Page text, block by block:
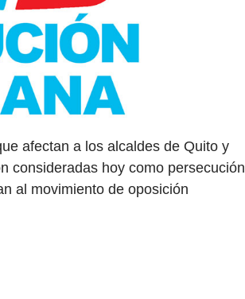
afectan a los alcaldes de Quito y
consideradas hoy como persecución
al movimiento de oposición